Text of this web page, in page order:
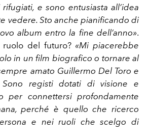
e sono entusiasta all’idea
vedere. Sto anche pianificando di
album entro la fine dell’anno».
del futuro? «Mi piacerebbe
in un film biografico o tornare al
amato Guillermo Del Toro e
Sono registi dotati di visione e
per connettersi profondamente
perché è quello che ricerco
e nei ruoli che scelgo di